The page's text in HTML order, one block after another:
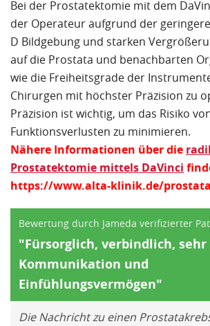
Bei der Prostatektomie mit dem
der Operateur aufgrund der
D Bildgebung und starken
auf die Prostata und benachbarten
wie die Freiheitsgrade der
Chirurgen mit höchster Präzision zu
Präzision ist wichtig, um das Risiko
Funktionsverlusten zu minimieren.
Nähere Informationen über die
Prostatektomie mittels DaVinci
https://www.alta-klinik.de/
Bewertung durch Jameda verifizierter
"Fürsorglich, verbindlich, sehr
Kommunikation und
Einfühlungsvermögen"
Die Nachricht zu einen